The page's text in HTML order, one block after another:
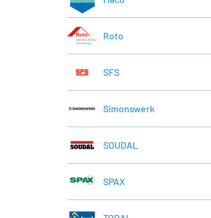
Roto
SFS
Simonswerk
SOUDAL
SPAX